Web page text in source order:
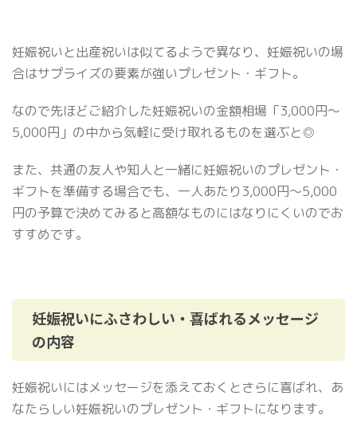
妊娠祝いと出産祝いは似てるようで異なり、妊娠祝いの場
合はサプライズの要素が強いプレゼント・ギフト。
なので先ほどご紹介した妊娠祝いの金額相場「3,000円〜
5,000円」の中から気軽に受け取れるものを選ぶと◎
また、共通の友人や知人と一緒に妊娠祝いのプレゼント・
ギフトを準備する場合でも、一人あたり3,000円〜5,000
円の予算で決めてみると高額なものにはなりにくいのでお
すすめです。
妊娠祝いにふさわしい・喜ばれるメッセージ
の内容
妊娠祝いにはメッセージを添えておくとさらに喜ばれ、あ
なたらしい妊娠祝いのプレゼント・ギフトになります。